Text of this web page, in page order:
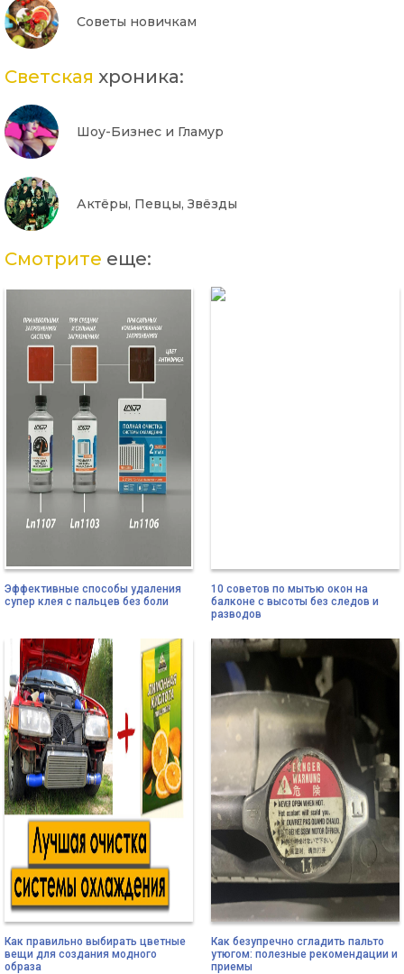
Советы новичкам
Светская хроника:
Шоу-Бизнес и Гламур
Актёры, Певцы, Звёзды
Смотрите еще:
Эффективные способы удаления
супер клея с пальцев без боли
10 советов по мытью окон на
балконе с высоты без следов и
разводов
Как правильно выбирать цветные
вещи для создания модного
образа
Как безупречно сгладить пальто
утюгом: полезные рекомендации и
приемы